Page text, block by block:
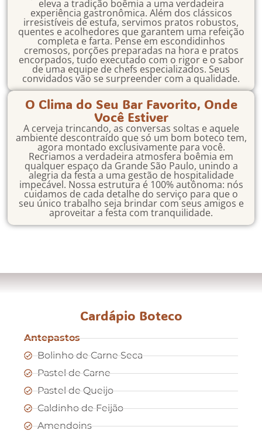
eleva a tradição boêmia a uma verdadeira
experiência gastronômica. Além dos clássicos
irresistíveis de estufa, servimos pratos robustos,
quentes e acolhedores que garantem uma refeição
completa e farta. Pense em escondidinhos
cremosos, porções preparadas na hora e pratos
encorpados, tudo executado com o rigor e o sabor
de uma equipe de chefs especializados. Seus
convidados vão se surpreender com a qualidade.
O Clima do Seu Bar Favorito, Onde
Você Estiver
A cerveja trincando, as conversas soltas e aquele
ambiente descontraído que só um bom boteco tem,
agora montado exclusivamente para você.
Recriamos a verdadeira atmosfera boêmia em
qualquer espaço da Grande São Paulo, unindo a
alegria da festa a uma gestão de hospitalidade
impecável. Nossa estrutura é 100% autônoma: nós
cuidamos de cada detalhe do serviço para que o
seu único trabalho seja brindar com seus amigos e
aproveitar a festa com tranquilidade.
Cardápio Boteco
Antepastos
Bolinho de Carne Seca
Pastel de Carne
Pastel de Queijo
Caldinho de Feijão
Amendoins